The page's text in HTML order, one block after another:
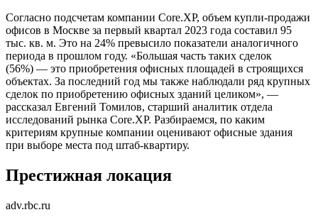
Согласно подсчетам компании Core.XP, объем купли-продажи
офисов в Москве за первый квартал 2023 года составил 95
тыс. кв. м. Это на 24% превысило показатели аналогичного
периода в прошлом году. «Большая часть таких сделок
(56%) — это приобретения офисных площадей в строящихся
объектах. За последний год мы также наблюдали ряд крупных
сделок по приобретению офисных зданий целиком», —
рассказал Евгений Томилов, старший аналитик отдела
исследований рынка Core.XP. Разбираемся, по каким
критериям крупные компании оценивают офисные здания
при выборе места под штаб-квартиру.
Престижная локация
adv.rbc.ru